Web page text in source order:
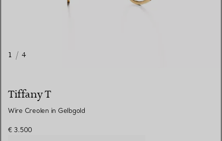
1 / 4
Tiffany T
Wire Creolen in Gelbgold
€ 3.500